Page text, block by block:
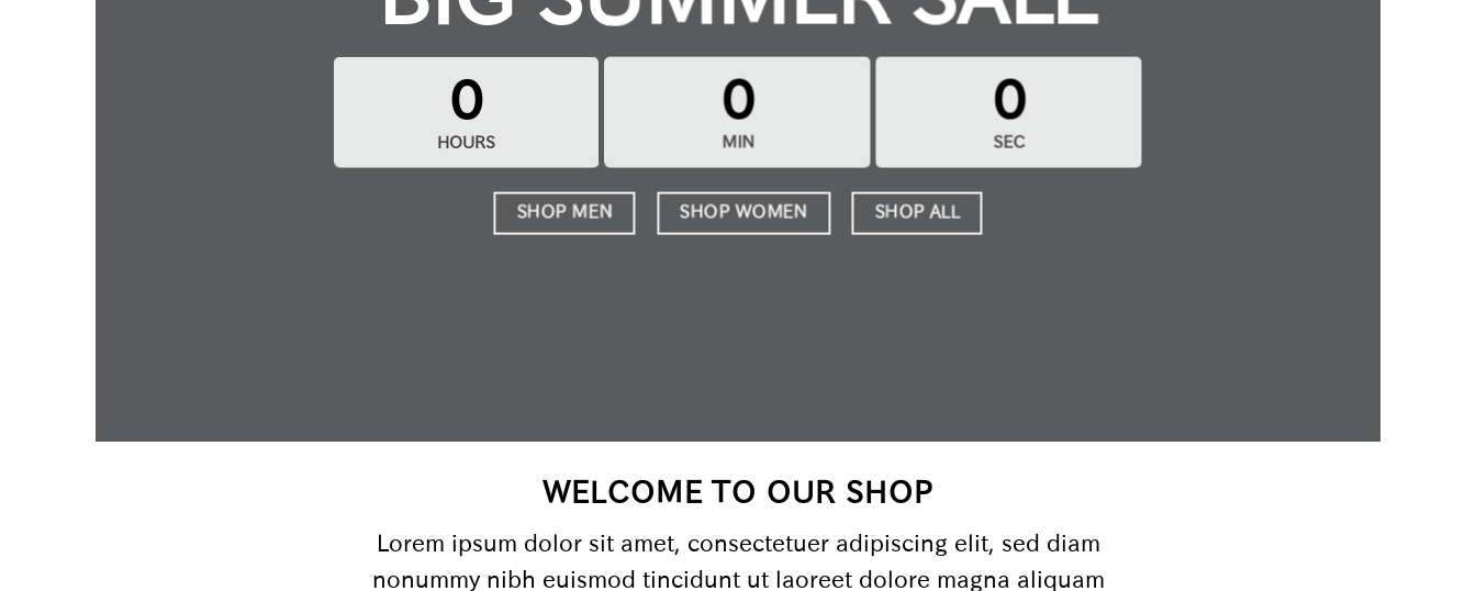
0
HOURS
0
MIN
0
SEC
SHOP MEN SHOP WOMEN SHOP ALL
WELCOME TO OUR SHOP
Lorem ipsum dolor sit amet, consectetuer adipiscing elit, sed diam
nonummy nibh euismod tincidunt ut laoreet dolore magna aliquam